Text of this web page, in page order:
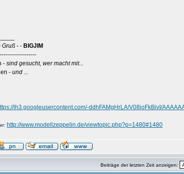
Gruß - - BIGJIM
- sind gesucht, wer macht mit...
- und ...
lh3.googleusercontent.com/-ddhFAMgHrLA/V08ioFkBivI/
http://www.modellzeppelin.de/viewtopic.php?p=1480#1480
Beiträge der letzten Zeit anzeigen: